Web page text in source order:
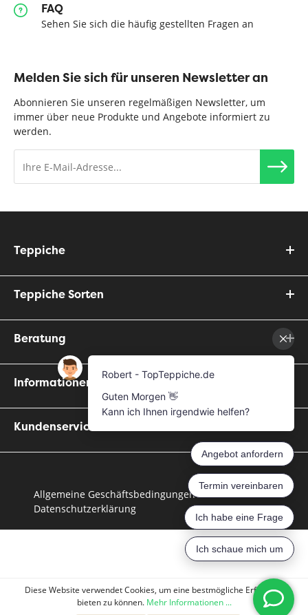
FAQ
Sehen Sie sich die häufig gestellten Fragen an
Melden Sie sich für unseren Newsletter an
Abonnieren Sie unseren regelmäßigen Newsletter, um
immer über neue Produkte und Angebote informiert zu
werden.
Teppiche
Teppiche Sorten
Beratung
Informationen
Kundenservice
Allgemeine Geschäftsbedingungen
Datenschutzerklärung
Diese Website verwendet Cookies, um eine bestmögliche Erfahrung
bieten zu können. Mehr Informationen ...